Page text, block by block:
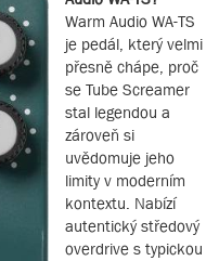
Warm Audio WA-TS
je pedál, který velmi
přesně chápe, proč
se Tube Screamer
stal legendou a
zároveň si
uvědomuje jeho
limity v moderním
kontextu. Nabízí
autentický středový
overdrive s typickou